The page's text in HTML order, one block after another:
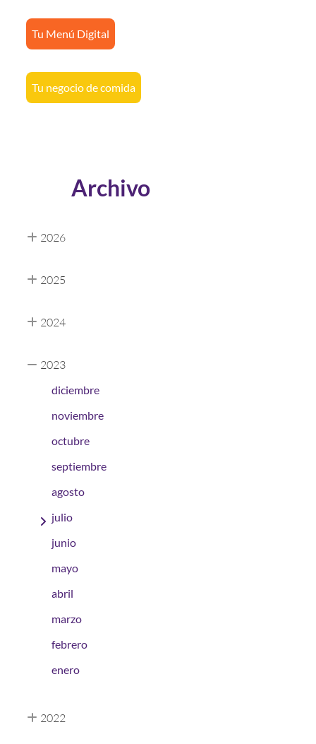
Tu Menú Digital
Tu negocio de comida
Archivo
2026
2025
2024
2023
diciembre
noviembre
octubre
septiembre
agosto
julio
junio
mayo
abril
marzo
febrero
enero
2022